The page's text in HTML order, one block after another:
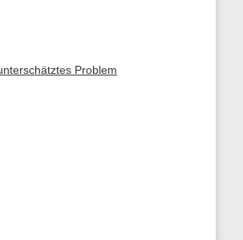
Problem